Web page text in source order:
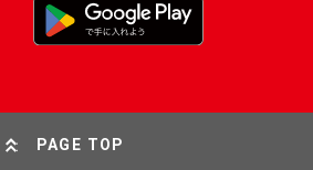
PAGE TOP